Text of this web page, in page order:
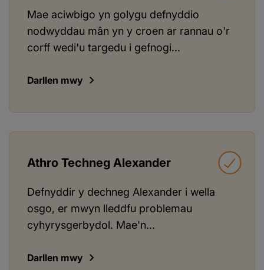
Mae aciwbigo yn golygu defnyddio
nodwyddau mân yn y croen ar rannau o'r
corff wedi'u targedu i gefnogi...
Darllen mwy
Athro Techneg Alexander
Defnyddir y dechneg Alexander i wella
osgo, er mwyn lleddfu problemau
cyhyrysgerbydol. Mae'n...
Darllen mwy